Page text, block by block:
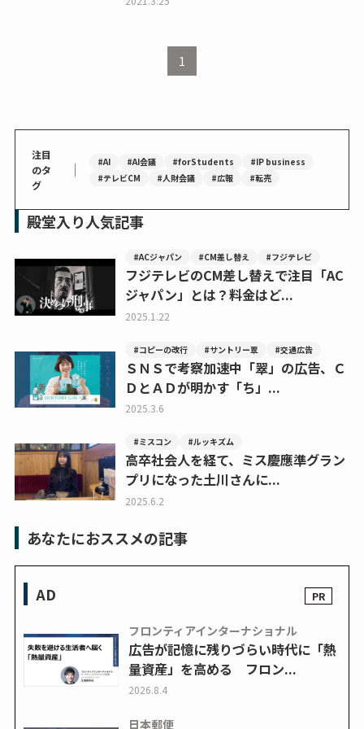
1
注目
のタ
グ
｜ #AI #AI会議 #forStudents
#IP business
#テレビCM
#人財会議 #広報 #転売
殿堂入り人気記事
#ACジャパン #CM差し替え #フジテレビ
フジテレビのCM差し替えで注目「AC
ジャパン」とは？料金はど...
2025.1.22
#コピーの改行 #サントリー翠 #交通広告
ＳＮＳで考察加速中「翠」の広告、Ｃ
ＤとＡＤが明かす「ち」...
2025.3.6
#ミスコン #ルッキズム
高卒社会人を経て、ミス慶應準グラン
プリになった土川さんに...
2025.6.2
あなたにおススメの記事
AD
フロンティアインターナショナル
広告が記憶に残りづらい時代に「熱
量資産」を高める フロン...
2026.8.4
日本郵便